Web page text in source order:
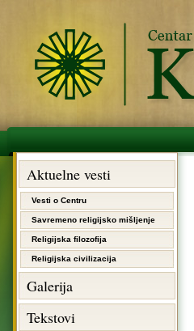
Aktuelne vesti
Vesti o Centru
Savremeno religijsko mišljenje
Religijska filozofija
Religijska civilizacija
Galerija
Tekstovi